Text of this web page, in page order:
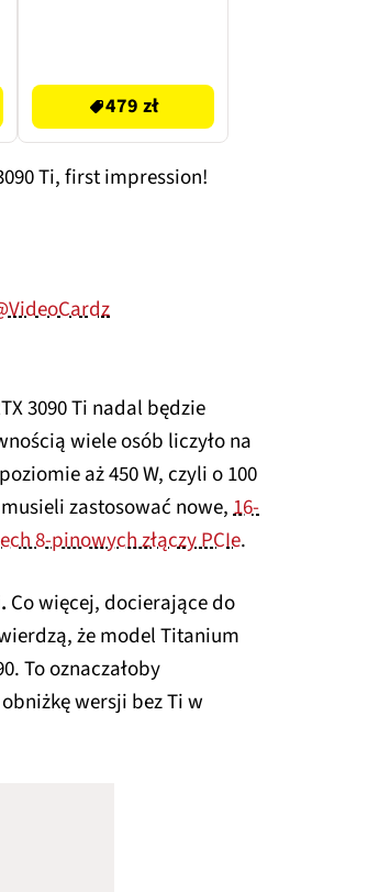
479 zł
Ti, first impression!
3090 Ti nadal będzie
wiele osób liczyło na
aż 450 W, czyli o 100
zastosować nowe,16-
8-pinowych złączy PCIe.
Co więcej, docierające do
że model Titanium
To oznaczałoby
wersji bez Ti w